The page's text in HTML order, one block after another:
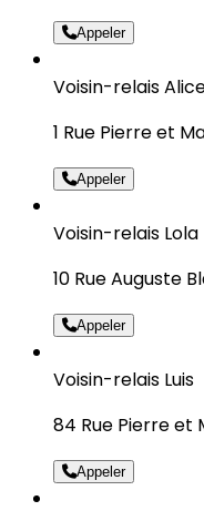
Appeler
Voisin-relais
1 Rue Pierre et
Appeler
Voisin-relais Lola
10 Rue Auguste
Appeler
Voisin-relais Luis
84 Rue Pierre et
Appeler